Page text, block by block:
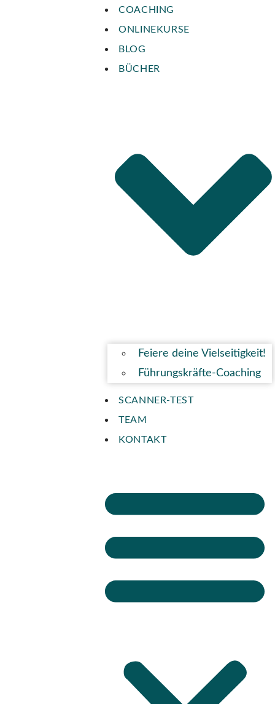
COACHING
ONLINEKURSE
BLOG
BÜCHER
Feiere deine Vielseitigkeit!
Führungskräfte-Coaching
SCANNER-TEST
TEAM
KONTAKT